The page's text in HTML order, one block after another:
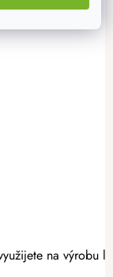
na